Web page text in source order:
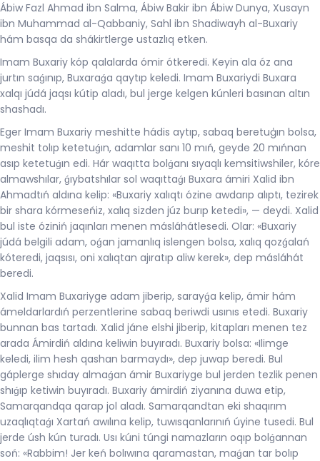
Ábiw Fazl Ahmad ibn Salma, Ábiw Bakir ibn Ábiw Dunya, Xusayn
ibn Muhammad al-Qabbaniy, Sahl ibn Shadiwayh al-Buxariy
hám basqa da shákirtlerge ustazlıq etken.
Imam Buxariy kóp qalalarda ómir ótkeredi. Keyin ala óz ana
jurtın saǵınıp, Buxaraǵa qaytıp keledi. Imam Buxariydi Buxara
xalqı júdá jaqsı kútip aladı, bul jerge kelgen kúnleri basınan altın
shashadı.
Eger Imam Buxariy meshitte hádis aytıp, sabaq beretuģın bolsa,
meshit tolıp ketetuǵın, adamlar sanı 10 mıń, geyde 20 mıńnan
asıp ketetuǵın edi. Hár waqıtta bolǵanı sıyaqlı kemsitiwshiler, kóre
almawshılar, ǵıybatshılar sol waqıttaǵı Buxara ámiri Xalid ibn
Ahmadtıń aldına kelip: «Buxariy xalıqtı ózine awdarıp alıptı, tezirek
bir shara kórmeseńiz, xalıq sizden júz burıp ketedi», — deydi. Xalid
bul iste óziniń jaqınları menen másláhátlesedi. Olar: «Buxariy
júdá belgili adam, oǵan jamanlıq islengen bolsa, xalıq qozǵalań
kóteredi, jaqsısı, oni xalıqtan ajıratıp aliw kerek», dep másláhát
beredi.
Xalid Imam Buxariyge adam jiberip, sarayǵa kelip, ámir hám
ámeldarlardıń perzentlerine sabaq beriwdi usınıs etedi. Buxariy
bunnan bas tartadı. Xalid jáne elshi jiberip, kitapları menen tez
arada Ámirdiń aldına keliwin buyıradı. Buxariy bolsa: «Ilimge
keledi, ilim hesh qashan barmaydı», dep juwap beredi. Bul
gáplerge shıday almaǵan ámir Buxariyge bul jerden tezlik penen
shıǵıp ketiwin buyıradı. Buxariy ámirdiń ziyanına duwa etip,
Samarqandqa qarap jol aladı. Samarqandtan eki shaqırım
uzaqlıqtaǵı Xartań awılına kelip, tuwısqanlarınıń úyine tusedi. Bul
jerde úsh kún turadı. Usı kúni túngi namazların oqıp bolǵannan
soń: «Rabbim! Jer keń bolıwına qaramastan, maǵan tar bolıp